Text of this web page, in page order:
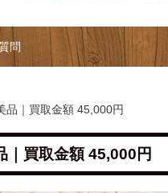
問
品｜買取金額 45,000円
買取金額 45,000円